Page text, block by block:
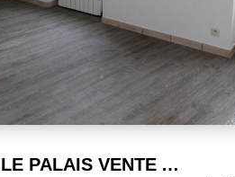
BELLE ILE EN MER LE PALAIS VENTE APPARTEMENT VUE SUR LE BASSIN 2 chambres 47,97 m² m²